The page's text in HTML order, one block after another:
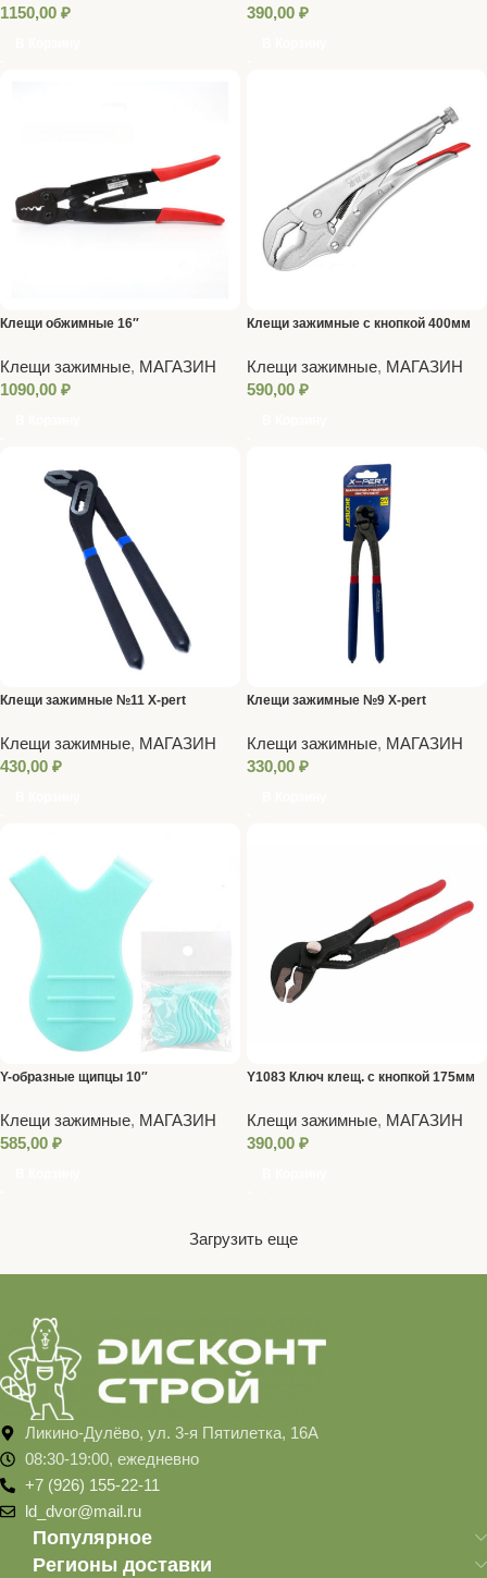
1150,00 ₽
390,00 ₽
Клещи обжимные 16″
Клещи зажимные, МАГАЗИН
1090,00 ₽
Клещи зажимные с кнопкой 400мм
Клещи зажимные, МАГАЗИН
590,00 ₽
Клещи зажимные №11 X-pert
Клещи зажимные, МАГАЗИН
430,00 ₽
Клещи зажимные №9 X-pert
Клещи зажимные, МАГАЗИН
330,00 ₽
Y-образные щипцы 10″
Клещи зажимные, МАГАЗИН
585,00 ₽
Y1083 Ключ клещ. с кнопкой 175мм
Клещи зажимные, МАГАЗИН
390,00 ₽
Загрузить еще
Ликино-Дулёво, ул. 3-я Пятилетка, 16А
08:30-19:00, ежедневно
+7 (926) 155-22-11
ld_dvor@mail.ru
Популярное
Регионы доставки